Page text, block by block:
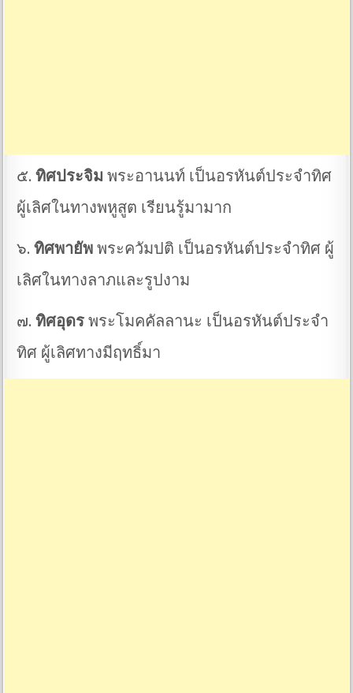
๕.ทิศประจิม พระอานนท์ เป็นอรหันต์ประจำทิศ
ผู้เลิศในทางพหูสูต เรียนรู้มามาก
๖.ทิศพายัพ พระควัมปติ เป็นอรหันต์ประจำทิศ ผู้
เลิศในทางลาภและรูปงาม
๗.ทิศอุดร พระโมคคัลลานะ เป็นอรหันต์ประจำ
ทิศ ผู้เลิศทางมีฤทธิ์มา